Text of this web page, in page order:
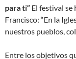
para ti” El festival se
Francisco: “En la
nuestros pueblos,
Entre los objetivos